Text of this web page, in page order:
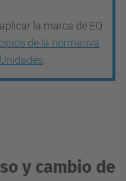
la marca de EQ
de la normativa
y cambio de